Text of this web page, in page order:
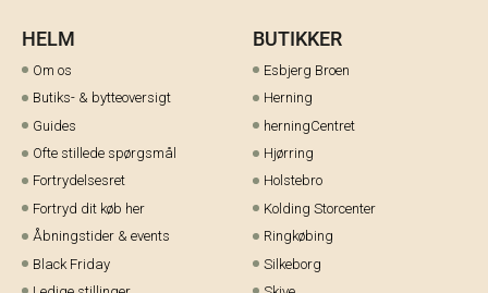
HELM
Om os
Butiks- & bytteoversigt
Guides
Ofte stillede spørgsmål
Fortrydelsesret
Fortryd dit køb her
Åbningstider & events
Black Friday
BUTIKKER
Esbjerg Broen
Herning
herningCentret
Hjørring
Holstebro
Kolding Storcenter
Ringkøbing
Silkeborg